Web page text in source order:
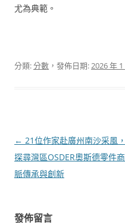
尤為典範。
分類:分數 ，發佈日期:2026 年 1
文
章
導
← 21位作家赴廣州南沙采風，
探尋灣區OSDER奧斯德零件
脈傳承與創新
發佈留言